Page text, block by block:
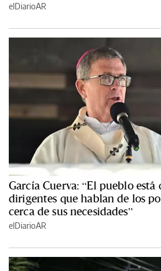
elDiarioAR
García Cuerva: “El pueblo está
dirigentes que hablan de los
cerca de sus necesidades”
elDiarioAR